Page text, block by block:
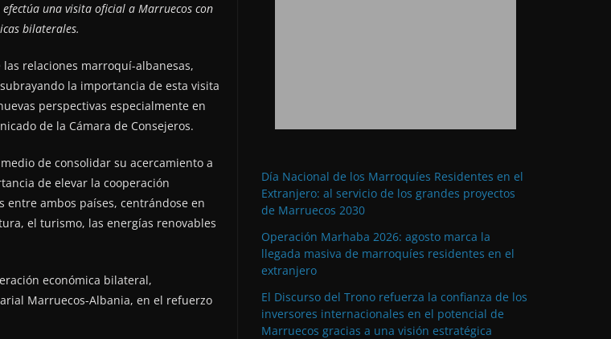
una visita oficial a Marruecos con
bilaterales.
relaciones marroquí-albanesas,
la importancia de esta visita
perspectivas especialmente en
de la Cámara de Consejeros.
de consolidar su acercamiento a
de elevar la cooperación
ambos países, centrándose en
el turismo, las energías renovables
económica bilateral,
Marruecos-Albania, en el refuerzo
Día Nacional de los Marroquíes Residentes en el
Extranjero: al servicio de los grandes proyectos
de Marruecos 2030
Operación Marhaba 2026: agosto marca la
llegada masiva de marroquíes residentes en el
extranjero
El Discurso del Trono refuerza la confianza de los
inversores internacionales en el potencial de
Marruecos gracias a una visión estratégica